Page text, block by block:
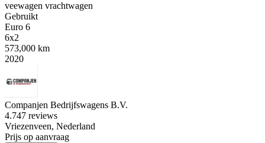
veewagen vrachtwagen
Gebruikt
Euro 6
6x2
573,000 km
2020
Companjen Bedrijfswagens B.V.
4.747 reviews
Vriezenveen, Nederland
Prijs op aanvraag